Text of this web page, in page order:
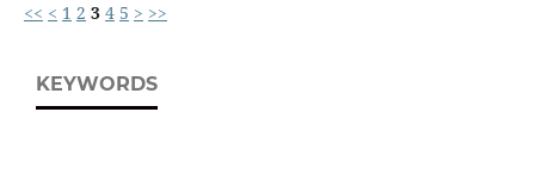
<< < 1 2 3 4 5 > >>
KEYWORDS